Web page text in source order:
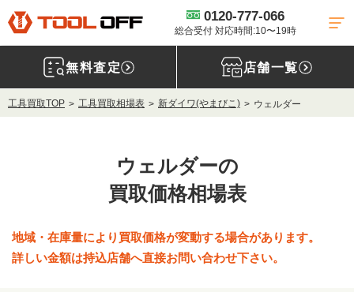
0120-777-066
総合受付 対応時間:10〜19時
無料査定 店舗一覧
工具買取TOP 工具買取相場表 新ダイワ(やまびこ) ウェルダー
ウェルダーの
買取価格相場表
地域・在庫量により買取価格が変動する場合があります。
詳しい金額は持込店舗へ直接お問い合わせ下さい。